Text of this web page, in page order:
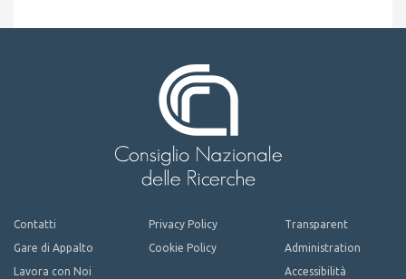
Contatti
Gare di Appalto
Lavora con Noi
Privacy Policy
Cookie Policy
Transparent
Administration
Accessibilità